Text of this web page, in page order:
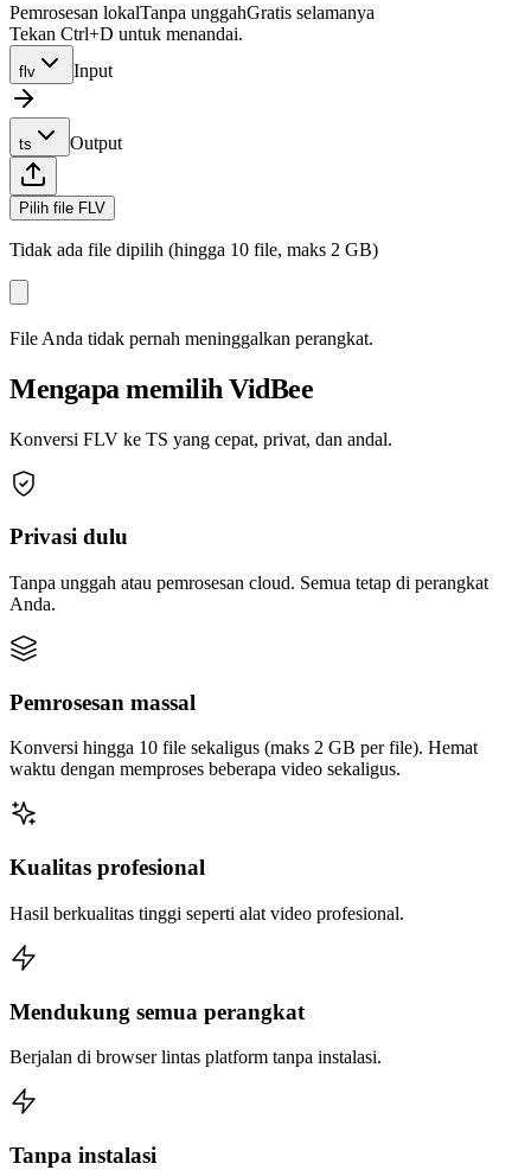
Pemrosesan lokalTanpa unggahGratis selamanya
Tekan Ctrl+D untuk menandai.
flv Input
ts Output
Pilih file FLV
Tidak ada file dipilih (hingga 10 file, maks 2 GB)
File Anda tidak pernah meninggalkan perangkat.
Mengapa memilih VidBee
Konversi FLV ke TS yang cepat, privat, dan andal.
Privasi dulu
Tanpa unggah atau pemrosesan cloud. Semua tetap di perangkat
Anda.
Pemrosesan massal
Konversi hingga 10 file sekaligus (maks 2 GB per file). Hemat
waktu dengan memproses beberapa video sekaligus.
Kualitas profesional
Hasil berkualitas tinggi seperti alat video profesional.
Mendukung semua perangkat
Berjalan di browser lintas platform tanpa instalasi.
Tanpa instalasi